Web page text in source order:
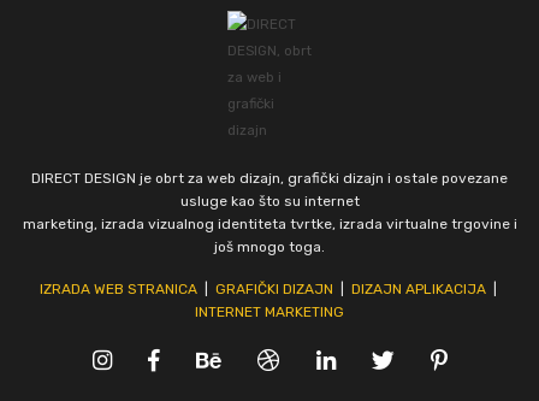
DIRECT DESIGN je obrt za web dizajn, grafički dizajn i ostale povezane
usluge kao što su internet
marketing, izrada vizualnog identiteta tvrtke, izrada virtualne trgovine i
još mnogo toga.
IZRADA WEB STRANICA| GRAFIČKI DIZAJN DIZAJN APLIKACIJA|
INTERNET MARKETING